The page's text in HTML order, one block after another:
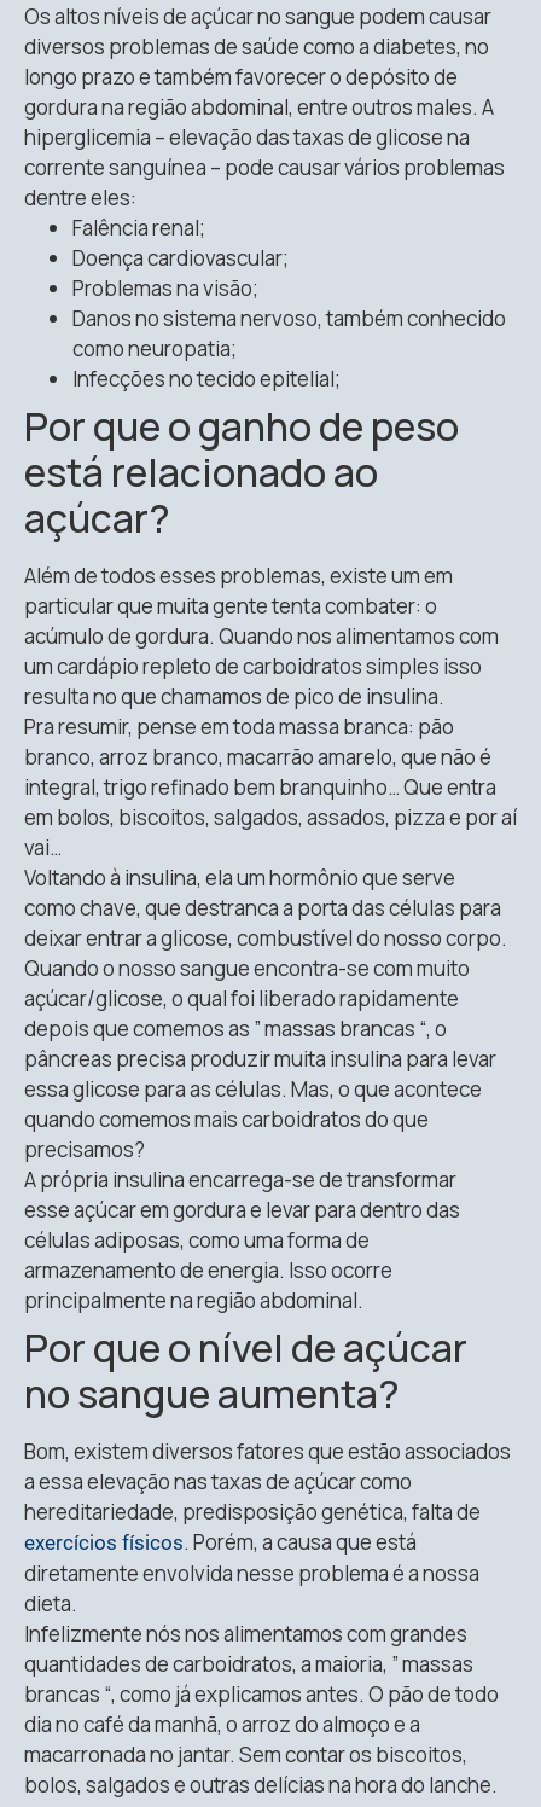
Os altos níveis de açúcar no sangue podem causar
diversos problemas de saúde como a diabetes, no
longo prazo e também favorecer o depósito de
gordura na região abdominal, entre outros males. A
hiperglicemia – elevação das taxas de glicose na
corrente sanguínea – pode causar vários problemas
dentre eles:
Falência renal;
Doença cardiovascular;
Problemas na visão;
Danos no sistema nervoso, também conhecido
como neuropatia;
Infecções no tecido epitelial;
Por que o ganho de peso
está relacionado ao
açúcar?
Além de todos esses problemas, existe um em
particular que muita gente tenta combater: o
acúmulo de gordura. Quando nos alimentamos com
um cardápio repleto de carboidratos simples isso
resulta no que chamamos de pico de insulina.
Pra resumir, pense em toda massa branca: pão
branco, arroz branco, macarrão amarelo, que não é
integral, trigo refinado bem branquinho… Que entra
em bolos, biscoitos, salgados, assados, pizza e por aí
vai…
Voltando à insulina, ela um hormônio que serve
como chave, que destranca a porta das células para
deixar entrar a glicose, combustível do nosso corpo.
Quando o nosso sangue encontra-se com muito
açúcar/glicose, o qual foi liberado rapidamente
depois que comemos as ” massas brancas “, o
pâncreas precisa produzir muita insulina para levar
essa glicose para as células. Mas, o que acontece
quando comemos mais carboidratos do que
precisamos?
A própria insulina encarrega-se de transformar
esse açúcar em gordura e levar para dentro das
células adiposas, como uma forma de
armazenamento de energia. Isso ocorre
principalmente na região abdominal.
Por que o nível de açúcar
no sangue aumenta?
Bom, existem diversos fatores que estão associados
a essa elevação nas taxas de açúcar como
hereditariedade, predisposição genética, falta de
exercícios físicos. Porém, a causa que está
diretamente envolvida nesse problema é a nossa
dieta.
Infelizmente nós nos alimentamos com grandes
quantidades de carboidratos, a maioria, ” massas
brancas “, como já explicamos antes. O pão de todo
dia no café da manhã, o arroz do almoço e a
macarronada no jantar. Sem contar os biscoitos,
bolos, salgados e outras delícias na hora do lanche.